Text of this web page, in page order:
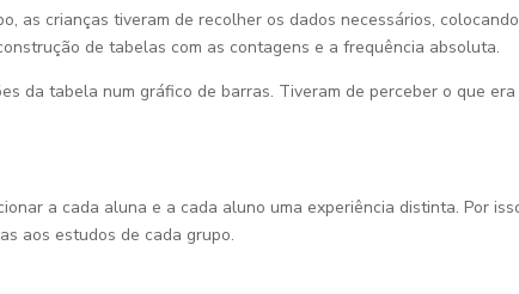
as crianças tiveram de recolher os dados necessários,
de tabelas com as contagens e a frequência absoluta.
da tabela num gráfico de barras. Tiveram de perceber o que
a cada aluna e a cada aluno uma experiência distinta. Por
aos estudos de cada grupo.